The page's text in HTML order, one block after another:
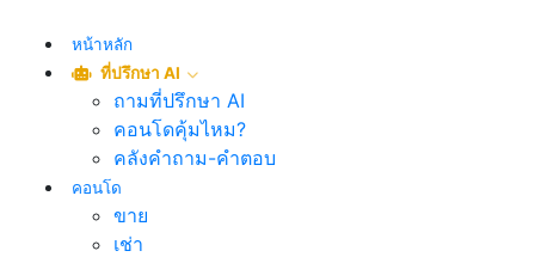
หน้าหลัก
ที่ปรึกษา AI
ถามที่ปรึกษา AI
คอนโดคุ้มไหม?
คลังคำถาม-คำตอบ
คอนโด
ขาย
เช่า